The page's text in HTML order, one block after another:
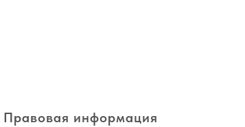
Правовая информация